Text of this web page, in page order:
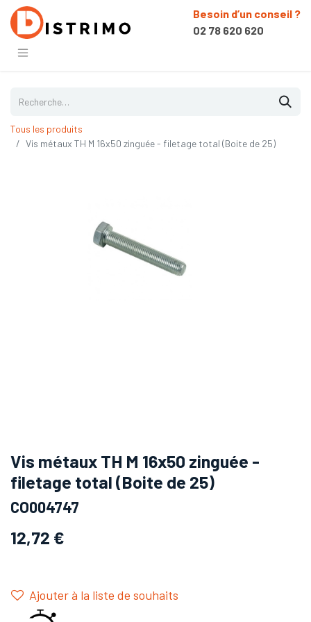
Besoin d’un conseil ?
02 78 620 620
Tous les produits
Vis métaux TH M 16x50 zinguée - filetage total (Boite de 25)
Vis métaux TH M 16x50 zinguée -
filetage total (Boite de 25)
CO004747
12,72 €
Ajouter à la liste de souhaits